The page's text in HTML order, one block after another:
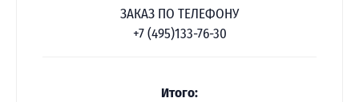
ЗАКАЗ ПО ТЕЛЕФОНУ
+7 (495)133-76-30
Итого: